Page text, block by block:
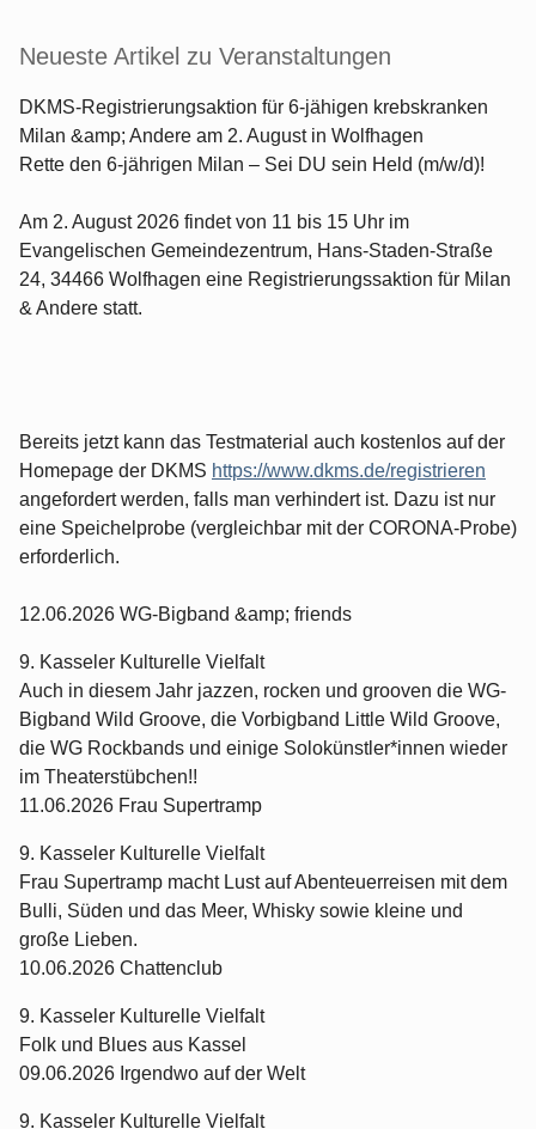
Neueste Artikel zu Veranstaltungen
DKMS-Registrierungsaktion für 6-jähigen krebskranken
Milan &amp; Andere am 2. August in Wolfhagen
Rette den 6-jährigen Milan – Sei DU sein Held (m/w/d)!
Am 2. August 2026 findet von 11 bis 15 Uhr im
Evangelischen Gemeindezentrum, Hans-Staden-Straße
24, 34466 Wolfhagen eine Registrierungssaktion für Milan
& Andere statt.
Bereits jetzt kann das Testmaterial auch kostenlos auf der
Homepage der DKMS https://www.dkms.de/registrieren
angefordert werden, falls man verhindert ist. Dazu ist nur
eine Speichelprobe (vergleichbar mit der CORONA-Probe)
erforderlich.
12.06.2026 WG-Bigband &amp; friends
9. Kasseler Kulturelle Vielfalt
Auch in diesem Jahr jazzen, rocken und grooven die WG-
Bigband Wild Groove, die Vorbigband Little Wild Groove,
die WG Rockbands und einige Solokünstler*innen wieder
im Theaterstübchen!!
11.06.2026 Frau Supertramp
9. Kasseler Kulturelle Vielfalt
Frau Supertramp macht Lust auf Abenteuerreisen mit dem
Bulli, Süden und das Meer, Whisky sowie kleine und
große Lieben.
10.06.2026 Chattenclub
9. Kasseler Kulturelle Vielfalt
Folk und Blues aus Kassel
09.06.2026 Irgendwo auf der Welt
9. Kasseler Kulturelle Vielfalt